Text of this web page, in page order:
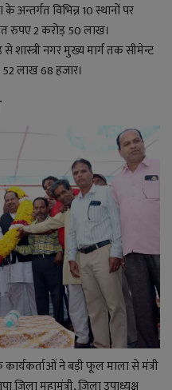
अन्तर्गत विभिन्न 10 स्थानों पर
रुपए 2 करोड़ 50 लाख।
शास्त्री नगर मुख्य मार्ग तक सीमेन्ट
लाख 68 हजार।
ने बड़ी फूल माला से मंत्री